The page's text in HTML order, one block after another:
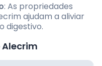
: As propriedades
ajudam a aliviar
digestivo.
Alecrim